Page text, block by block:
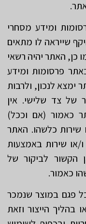
ומידע מסחרי
שייראה לו מתאים
כן, האתר יהיה רשאי
פרסומות ומידע
לנכון, ולרבות
של צד שלישי. אין
כאמור (אם וככל)
שירות כלשהו. האתר
או שירות באמצעות
הקשור לביקור של
כאמור.
פגם במוצר שנמכר
בהליך הייצור וזאת